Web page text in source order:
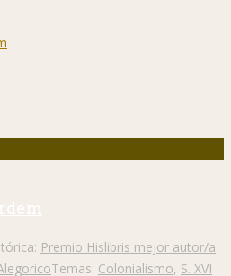
Premio Hislibris mejor autor/a
Temas: Colonialismo, S. XVI